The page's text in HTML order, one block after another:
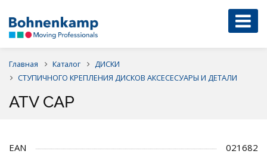
Главная Каталог
ДИСКИ
СТУПИЧНОГО КРЕПЛЕНИЯ ДИСКОВ АКСЕСЕСУАРЫ И ДЕТАЛИ
ATV CAP
EAN
021682